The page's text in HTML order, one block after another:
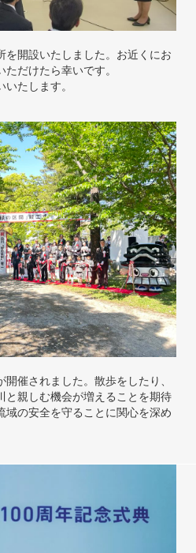
を開設いたしました。お近くにお
だけたら幸いです。
たします。
催されました。散歩をしたり、
と親しむ機会が増えることを期待
域の安全を守ることに関心を深め